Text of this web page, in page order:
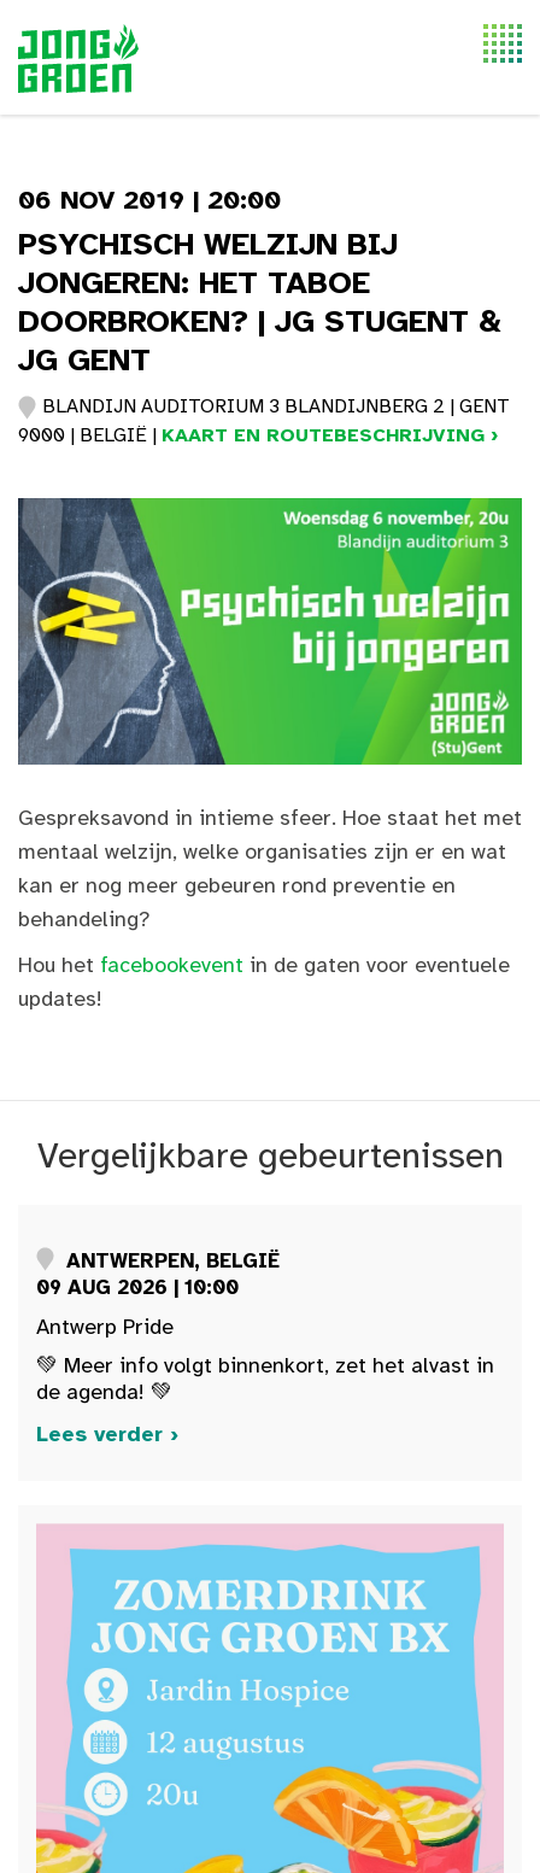
06 NOV 2019 | 20:00
PSYCHISCH WELZIJN BIJ
JONGEREN: HET TABOE
DOORBROKEN? | JG STUGENT &
JG GENT
BLANDIJN AUDITORIUM 3 BLANDIJNBERG 2 | GENT
9000 | BELGIË | KAART EN ROUTEBESCHRIJVING ›
Gespreksavond in intieme sfeer. Hoe staat het met
mentaal welzijn, welke organisaties zijn er en wat
kan er nog meer gebeuren rond preventie en
behandeling?
Hou het facebookevent in de gaten voor eventuele
updates!
Vergelijkbare gebeurtenissen
ANTWERPEN, BELGIË
09 AUG 2026 | 10:00
Antwerp Pride
💚 Meer info volgt binnenkort, zet het alvast in
de agenda! 💚
Lees verder ›